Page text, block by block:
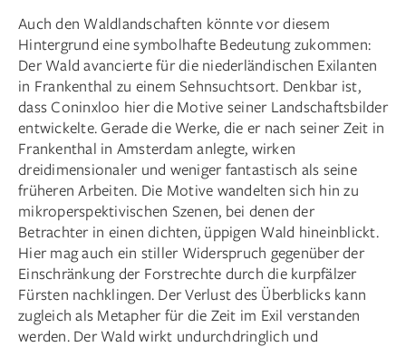
Auch den Waldlandschaften könnte vor diesem
Hintergrund eine symbolhafte Bedeutung zukommen:
Der Wald avancierte für die niederländischen Exilanten
in Frankenthal zu einem Sehnsuchtsort. Denkbar ist,
dass Coninxloo hier die Motive seiner Landschaftsbilder
entwickelte. Gerade die Werke, die er nach seiner Zeit in
Frankenthal in Amsterdam anlegte, wirken
dreidimensionaler und weniger fantastisch als seine
früheren Arbeiten. Die Motive wandelten sich hin zu
mikroperspektivischen Szenen, bei denen der
Betrachter in einen dichten, üppigen Wald hineinblickt.
Hier mag auch ein stiller Widerspruch gegenüber der
Einschränkung der Forstrechte durch die kurpfälzer
Fürsten nachklingen. Der Verlust des Überblicks kann
zugleich als Metapher für die Zeit im Exil verstanden
werden. Der Wald wirkt undurchdringlich und